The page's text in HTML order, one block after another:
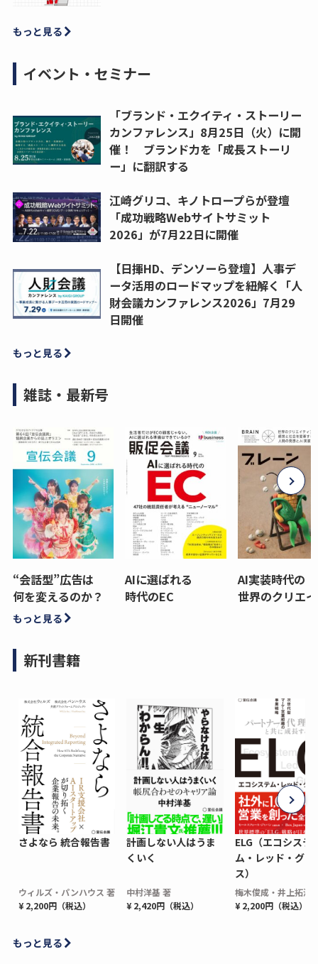
もっと見る
イベント・セミナー
「ブランド・エクイティ・ストーリー
カンファレンス」8月25日（火）に開
催！ ブランド力を「成長ストーリ
ー」に翻訳する
江崎グリコ、キノトロープらが登壇
「成功戦略Webサイトサミット
2026」が7月22日に開催
【日揮HD、デンソーら登壇】人事デ
ータ活用のロードマップを紐解く「人
財会議カンファレンス2026」7月29
日開催
もっと見る
雑誌・最新号
“会話型”広告は
何を変えるのか？
AIに選ばれる
時代のEC
AI実装時代の
世界のクリエ
もっと見る
新刊書籍
さよなら 統合報告書
ウィルズ・パンハウス 著
¥ 2,200円（税込）
計画しない人はうま
くいく
中村洋基 著
¥ 2,420円（税込）
ELG（エコシステ
ム・レッド・グロ
ス）
梅木俊成・井上拓海
¥ 2,200円（税込）
もっと見る